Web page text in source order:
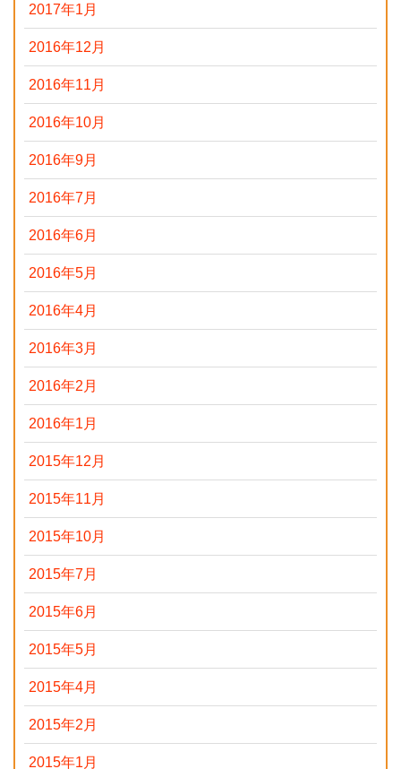
2017年1月
2016年12月
2016年11月
2016年10月
2016年9月
2016年7月
2016年6月
2016年5月
2016年4月
2016年3月
2016年2月
2016年1月
2015年12月
2015年11月
2015年10月
2015年7月
2015年6月
2015年5月
2015年4月
2015年2月
2015年1月